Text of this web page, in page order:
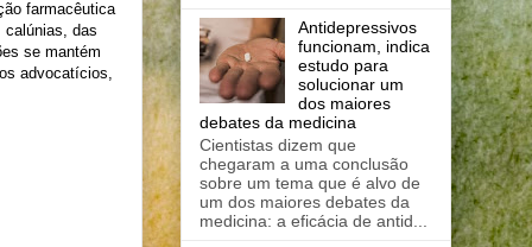
farmacêutica
calúnias, das
se mantém
advocatícios,
Antidepressivos
funcionam, indica
estudo para
solucionar um
dos maiores
debates da medicina
Cientistas dizem que
chegaram a uma conclusão
sobre um tema que é alvo de
um dos maiores debates da
medicina: a eficácia de antid...